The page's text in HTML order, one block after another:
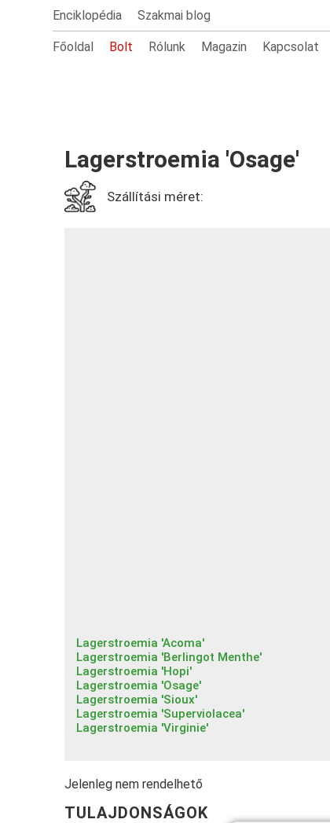
Enciklopédia Szakmai blog
Főoldal Bolt Rólunk Magazin Kapcsolat
Lagerstroemia 'Osage'
Szállítási méret:
Lagerstroemia 'Acoma'
Lagerstroemia 'Berlingot Menthe'
Lagerstroemia 'Hopi'
Lagerstroemia 'Osage'
Lagerstroemia 'Sioux'
Lagerstroemia 'Superviolacea'
Lagerstroemia 'Virginie'
Jelenleg nem rendelhető
TULAJDONSÁGOK